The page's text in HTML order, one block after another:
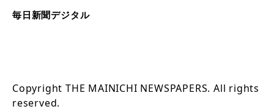
毎日新聞デジタル
Copyright THE MAINICHI NEWSPAPERS. All rights
reserved.